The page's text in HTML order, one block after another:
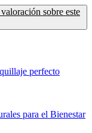
sobre este
perfecto
para el Bienestar